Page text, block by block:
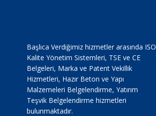
Başlıca Verdiğimiz hizmetler arasında ISO
Kalite Yönetim Sistemleri, TSE ve CE
Belgeleri, Marka ve Patent Vekillik
Hizmetleri, Hazır Beton ve Yapı
Malzemeleri Belgelendirme, Yatırım
Teşvik Belgelendirme hizmetleri
bulunmaktadır.